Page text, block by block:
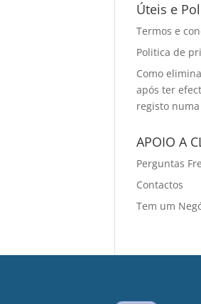
Úteis e
Termos e
Politica de
Como
após ter
registo
APOIO A
Perguntas
Contactos
Tem um